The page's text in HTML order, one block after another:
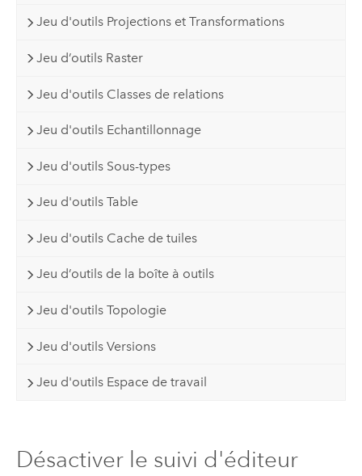
Jeu d'outils Projections et Transformations
Jeu d’outils Raster
Jeu d'outils Classes de relations
Jeu d'outils Echantillonnage
Jeu d'outils Sous-types
Jeu d'outils Table
Jeu d'outils Cache de tuiles
Jeu d’outils de la boîte à outils
Jeu d'outils Topologie
Jeu d'outils Versions
Jeu d'outils Espace de travail
Désactiver le suivi d'éditeur